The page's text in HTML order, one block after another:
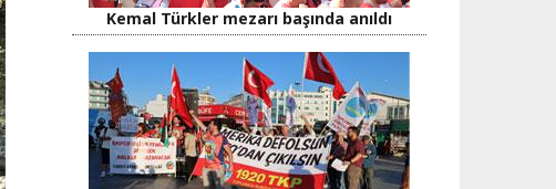
Kemal Türkler mezarı başında anıldı